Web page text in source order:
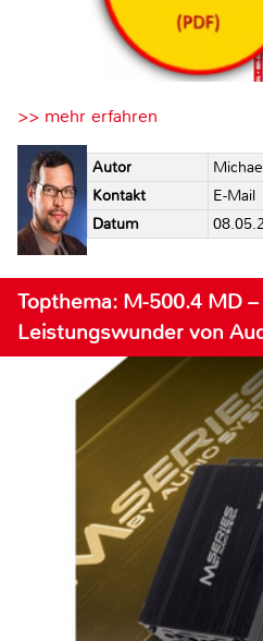
>> mehr erfahren
Autor
Kontakt
E-Mail
Datum
Topthema: M-500.4 MD
Leistungswunder von